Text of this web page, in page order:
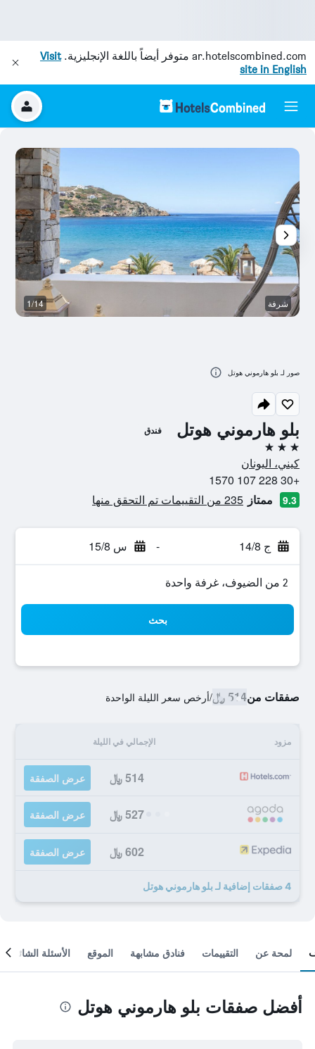
ar.hotelscombined.com متوفر أيضاً باللغة الإنجليزية.Visit
site in English
بلو هارموني هوتل فندق
3 نجوم
كيني، اليونان
+30 228 107 1570
9.3 ممتاز 235 من التقييمات تم التحقق منها
ج 14/8 - س 15/8
2 من الضيوف، غرفة واحدة
بحث
صفقات من514 ﷼ /أرخص سعر الليلة الواحدة
مزود الإجمالي في الليلة
514 ﷼ عرض الصفقة
527 ﷼ عرض الصفقة
602 ﷼ عرض الصفقة
4 صفقات إضافية لـ بلو هارموني هوتل
شرفة 1/14
صور لـ بلو هارموني هوتل
لمحة عن التقييمات فنادق مشابهة الموقع الأسئلة الشائعة
أفضل صفقات بلو هارموني هوتل